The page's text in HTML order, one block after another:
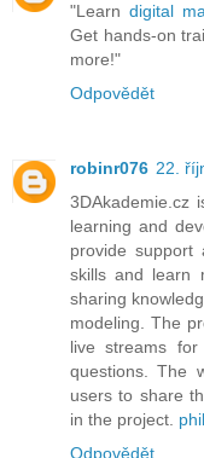
"Learndigital
Get hands-on
more!"
Odpovědět
robinr076 22.
3DAkademie.cz
learning and
provide support
skills and learn
sharing
modeling. The
live streams
questions. The
users to share
in the project.
Odpovědět